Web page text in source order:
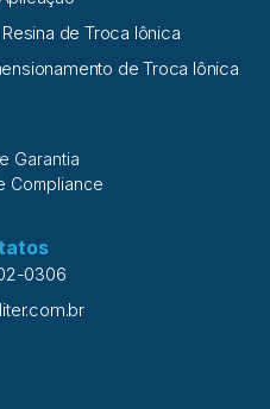
de Troca Iônica
de Troca Iônica
Garantia
Compliance
0306